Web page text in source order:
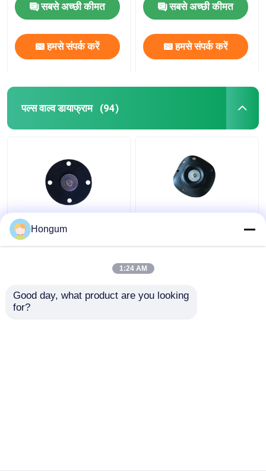
सबसे अच्छी कीमत
हमसे संपर्क करें
सबसे अच्छी कीमत
हमसे संपर्क करें
पल्स वाल्व डायाफ्राम (94)
सीआर एफआर फ़िल्टर पल्स
वाल्व डायाफ्राम एजिंग प्रतिरोध
Hongum
1:24 AM
Good day, what product are you looking
for?